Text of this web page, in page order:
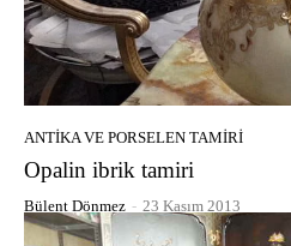
ANTIKA VE PORSELEN TAMIRI
Opalin ibrik tamiri
Bülent Dönmez - 23 Kasım 2013